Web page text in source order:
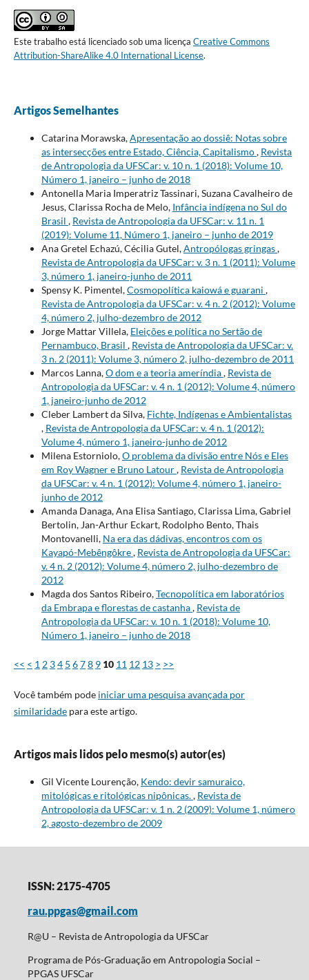
Este trabalho está licenciado sob uma licença Creative Commons
Attribution-ShareAlike 4.0 International License.
Artigos Semelhantes
Catarina Morawska,Apresentação ao dossiê: Notas sobre
as intersecções entre Estado, Ciência, Capitalismo, Revista
de Antropologia da UFSCar: v. 10 n. 1 (2018): Volume 10,
Número 1, janeiro – junho de 2018
Antonella Maria Imperatriz Tassinari, Suzana Cavalheiro de
Jesus, Clarissa Rocha de Melo, Infância indígena no Sul do
Brasil , Revista de Antropologia da UFSCar: v. 11 n. 1
(2019): Volume 11, Número 1, janeiro – junho de 2019
Ana Gretel Echazú, Cécilia Gutel,Antropólogas gringas,
Revista de Antropologia da UFSCar: v. 3 n. 1 (2011): Volume
3, número 1, janeiro-junho de 2011
Spensy K. Pimentel,Cosmopolítica kaiowá e guarani ,
Revista de Antropologia da UFSCar: v. 4 n. 2 (2012): Volume
4, número 2, julho-dezembro de 2012
Jorge Mattar Villela, Eleições e política no Sertão de
Pernambuco, Brasil , Revista de Antropologia da UFSCar: v.
3 n. 2 (2011): Volume 3, número 2, julho-dezembro de 2011
Marcos Lanna,O dom e a teoria ameríndia, Revista de
Antropologia da UFSCar: v. 4 n. 1 (2012): Volume 4, número
1, janeiro-junho de 2012
Cleber Lambert da Silva, Fichte, Indígenas e Ambientalistas
, Revista de Antropologia da UFSCar: v. 4 n. 1 (2012):
Volume 4, número 1, janeiro-junho de 2012
Milena Estorniolo,O problema da divisão entre Nós e Eles
em Roy Wagner e Bruno Latour, Revista de Antropologia
da UFSCar: v. 4 n. 1 (2012): Volume 4, número 1, janeiro-
junho de 2012
Amanda Danaga, Ana Elisa Santiago, Clarissa Lima, Gabriel
Bertolin, Jan-Arthur Eckart, Rodolpho Bento, Thais
Montovanelli, Na era das dádivas, encontros com os
Kayapó-Mebêngôkre, Revista de Antropologia da UFSCar:
v. 4 n. 2 (2012): Volume 4, número 2, julho-dezembro de
2012
Magda dos Santos Ribeiro,Tecnopolítica em laboratórios
da Embrapa e florestas de castanha, Revista de
Antropologia da UFSCar: v. 10 n. 1 (2018): Volume 10,
Número 1, janeiro – junho de 2018
<< < 12 34 5 678 9 10 11 12 13 > >>
Você também pode iniciar uma pesquisa avançada por
similaridadepara este artigo.
Artigos mais lidos pelo mesmo(s) autor(es)
Gil Vicente Lourenção, Kendo: devir samuraico,
mitológicas e ritológicas nipônicas., Revista de
Antropologia da UFSCar: v. 1 n. 2 (2009): Volume 1, número
2, agosto-dezembro de 2009
ISSN: 2175-4705
rau.ppgas@gmail.com
R@U – Revista de Antropologia da UFSCar
Programa de Pós-Graduação em Antropologia Social –
PPGAS UFSCar